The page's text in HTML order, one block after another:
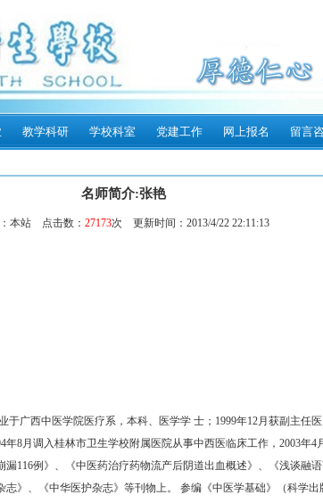
教学科研 学校科室 党建工作 网上报名 留言
名师简介:张艳
本站 点击数： 27173次 更新时间：2013/4/22 22:11:13
于广西中医学院医疗系，本科、医学学 士；1999年12月获副主任
8月调入桂林市卫生学校附属医院从事中西医临床工作，2003年
116例》、《中医药治疗药物流产后阴道出血概述》、《浅谈融
》、《中华医护杂志》等刊物上。 参编《中医学基础》（科学